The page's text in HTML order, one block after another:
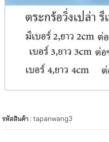
รหัสสินค้า : tapanwang3